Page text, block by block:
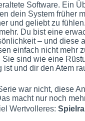
Software. Ein
dein System früher
und geliebt zu
Du bist eine
– und diese
einfach nicht mehr
sind wie eine
ist und dir den Atem
war nicht, diese
macht nur noch
Wertvolleres: